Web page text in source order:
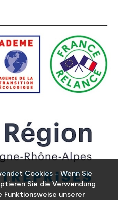
Cookies – Wenn Sie
Sie die Verwendung
Funktionsweise unserer